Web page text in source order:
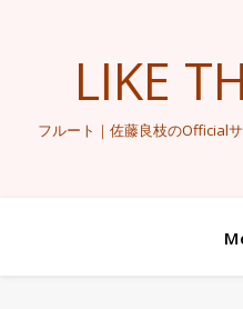
LIKE
フルート｜佐藤良枝のOfficial